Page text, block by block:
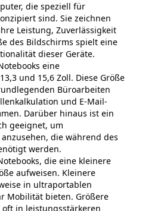
die speziell für
sind. Sie zeichnen
Leistung, Zuverlässigkeit
des Bildschirms spielt eine
dieser Geräte.
eine
und 15,6 Zoll. Diese Größe
Büroarbeiten
und E-Mail-
Darüber hinaus ist ein
geeignet, um
die während des
werden.
die eine kleinere
aufweisen. Kleinere
in ultraportablen
Mobilität bieten. Größere
in leistungsstärkeren